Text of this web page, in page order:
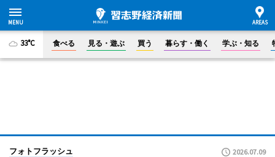
33°C 食べる 見る・遊ぶ 買う 暮らす・働く 学ぶ・知る
フォトフラッシュ 2026.07.09